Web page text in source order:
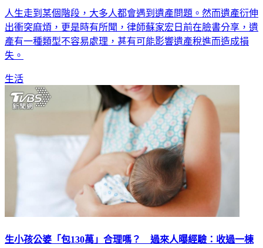
人生走到某個階段，大多人都會遇到遺產問題。然而遺產衍伸
出衝突麻煩，更是時有所聞，律師蘇家宏日前在臉書分享，遺
產有一種類型不容易處理，甚有可能影響遺產稅進而造成損
失。
生活
生小孩公婆「包130萬」合理嗎？ 過來人曝經驗：收過一棟